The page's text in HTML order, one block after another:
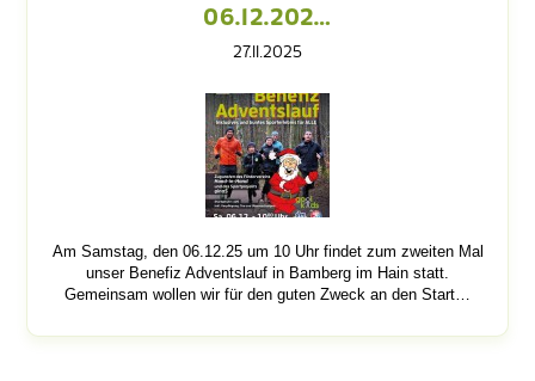
06.12.202…
27.11.2025
Am Samstag, den 06.12.25 um 10 Uhr findet zum zweiten Mal
unser Benefiz Adventslauf in Bamberg im Hain statt.
Gemeinsam wollen wir für den guten Zweck an den Start…